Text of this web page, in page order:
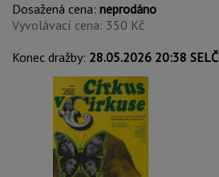
Dosažená cena: neprodáno
Vyvolávací cena: 350 Kč
Konec dražby: 28.05.2026 20:38 SELČ